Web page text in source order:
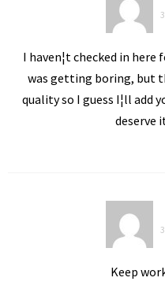
I haven¦t checked in
was getting boring, but
quality so I guess I¦ll add
deserve
Keep